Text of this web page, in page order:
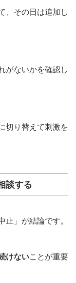
、その日は追加し
がないかを確認し
切り替えて刺激を
談する
止」が結論です。
けないことが重要